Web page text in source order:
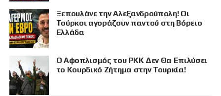
Ξεπουλάνε την Αλεξανδρούπολη! Οι
Τούρκοι αγοράζουν παντού στη Βόρειο
Ελλάδα
Ο Αφοπλισμός του PKK Δεν Θα Επιλύσει
το Κουρδικό Ζήτημα στην Τουρκία!